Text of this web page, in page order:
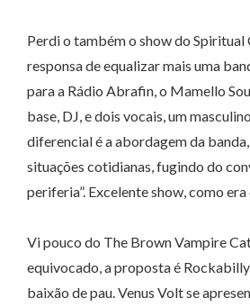
Perdi o também o show do Spiritual
responsa de equalizar mais uma
para a Rádio Abrafin, o Mamello
base, DJ, e dois vocais, um
diferencial é a abordagem da
situações cotidianas, fugindo do
periferia”. Excelente show, como era
Vi pouco do The Brown Vampire
equivocado, a proposta é
baixão de pau. Venus Volt se